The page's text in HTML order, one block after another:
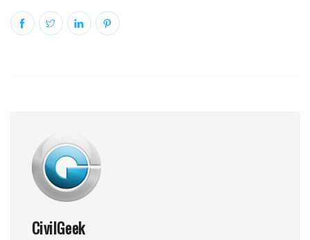
CivilGeek